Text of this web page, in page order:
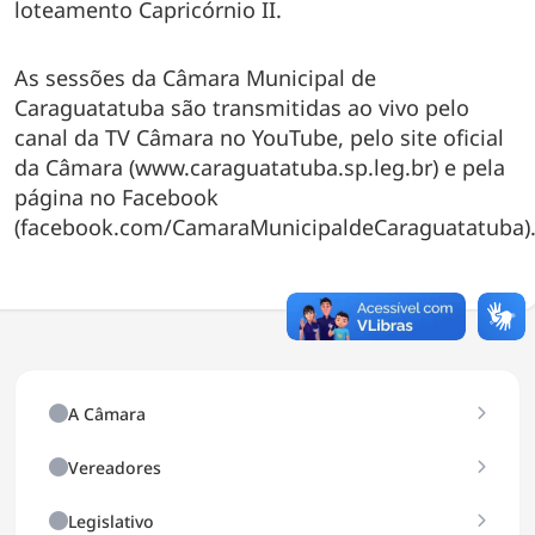
loteamento Capricórnio II.
As sessões da Câmara Municipal de
Caraguatatuba são transmitidas ao vivo pelo
canal da TV Câmara no YouTube, pelo site oficial
da Câmara (www.caraguatatuba.sp.leg.br) e pela
página no Facebook
(facebook.com/CamaraMunicipaldeCaraguatatuba).
A Câmara
História
Vereadores
Vereadores
Legislativo